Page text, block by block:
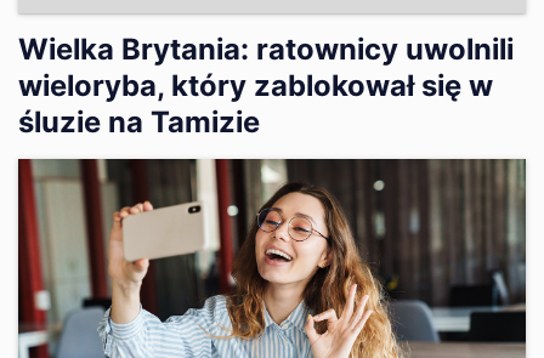
Wielka Brytania: ratownicy uwolnili
wieloryba, który zablokował się w
śluzie na Tamizie